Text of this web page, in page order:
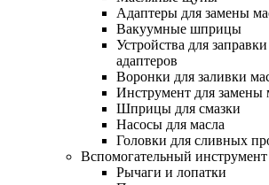
Адаптеры для замены
Вакуумные шприцы
Устройства для
адаптеров
Воронки для заливки
Инструмент для
Шприцы для смазки
Насосы для масла
Головки для сливных
Вспомогательный
Рычаги и лопатки